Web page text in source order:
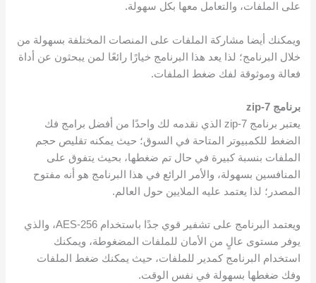
على الملفات، والتعامل معها بكل سهولة.
ويمكنك أيضا مشاركة الملفات على المنصات المختلفة بسهولة من
خلال البرنامج؛ لذا يعد هذا البرنامج خيارًا رائعًا لمن يبحثون عن أداة
فعالة وموثوقة لفك ضغط الملفات.
برنامج 7-zip
يعتبر برنامج 7-zip الذي نقدمه لك واحدًا من أفضل برامج فك
الضغط للكمبيوتر المتاحة في السوق؛ حيث يمكنه تقليص حجم
الملفات بنسبة كبيرة في حال تم ضغطها، بحيث يتفوق على
المنافسين بسهولة، والأمر الرائع في هذا البرنامج هو أنه مفتوح
المصدر؛ لذا يعتمد عليه الملايين حول العالم.
ويعتمد البرنامج على تشفير قوي جدًا باستخدام AES-256، والذي
يوفر مستوى عالٍ من الأمان للملفات المضغوطة، ويمكنك
استخدام البرنامج كمدير للملفات، حيث يمكنك ضغط الملفات
وفك ضغطها بسهولة في نفس الوقت.